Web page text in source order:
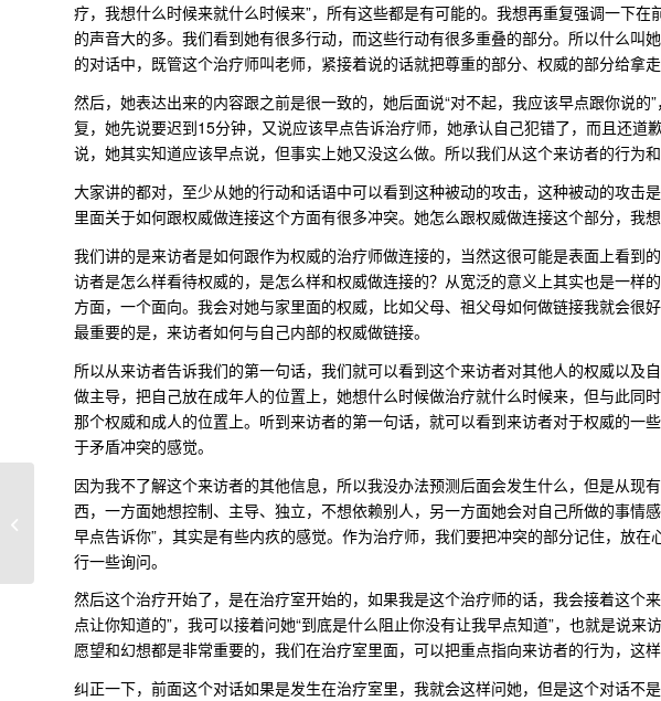
疗，我想什么时候来就什么时候来”，所有这些都是有可能的。我想再重复强调一下
的声音大的多。我们看到她有很多行动，而这些行动有很多重叠的部分。所以什么叫
的对话中，既管这个治疗师叫老师，紧接着说的话就把尊重的部分、权威的部分给拿走
然后，她表达出来的内容跟之前是很一致的，她后面说“对不起，我应该早点跟你说的
复，她先说要迟到15分钟，又说应该早点告诉治疗师，她承认自己犯错了，而且还道
说，她其实知道应该早点说，但事实上她又没这么做。所以我们从这个来访者的行为
大家讲的都对，至少从她的行动和话语中可以看到这种被动的攻击，这种被动的攻击
里面关于如何跟权威做连接这个方面有很多冲突。她怎么跟权威做连接这个部分，我想
我们讲的是来访者是如何跟作为权威的治疗师做连接的，当然这很可能是表面上看到
访者是怎么样看待权威的，是怎么样和权威做连接的？从宽泛的意义上其实也是一样
方面，一个面向。我会对她与家里面的权威，比如父母、祖父母如何做链接我就会很
最重要的是，来访者如何与自己内部的权威做链接。
所以从来访者告诉我们的第一句话，我们就可以看到这个来访者对其他人的权威以及
做主导，把自己放在成年人的位置上，她想什么时候做治疗就什么时候来，但与此同
那个权威和成人的位置上。听到来访者的第一句话，就可以看到来访者对于权威的一
于矛盾冲突的感觉。
因为我不了解这个来访者的其他信息，所以我没办法预测后面会发生什么，但是从现
西，一方面她想控制、主导、独立，不想依赖别人，另一方面她会对自己所做的事情
早点告诉你”，其实是有些内疚的感觉。作为治疗师，我们要把冲突的部分记住，放
行一些询问。
然后这个治疗开始了，是在治疗室开始的，如果我是这个治疗师的话，我会接着这个
点让你知道的”，我可以接着问她“到底是什么阻止你没有让我早点知道”，也就是说来
愿望和幻想都是非常重要的，我们在治疗室里面，可以把重点指向来访者的行为，这
纠正一下，前面这个对话如果是发生在治疗室里，我就会这样问她，但是这个对话不
动力学人格评估与询证
医学诊